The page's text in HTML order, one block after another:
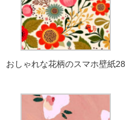
おしゃれな花柄のスマホ壁紙28